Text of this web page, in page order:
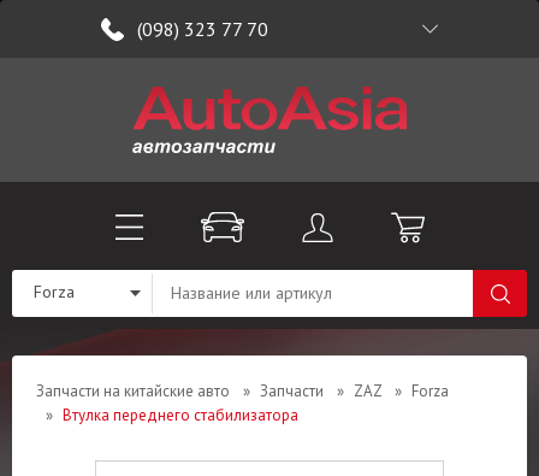
(098) 323 77 70
Forza
Запчасти на китайские авто » Запчасти » ZAZ » Forza
» Втулка переднего стабилизатора